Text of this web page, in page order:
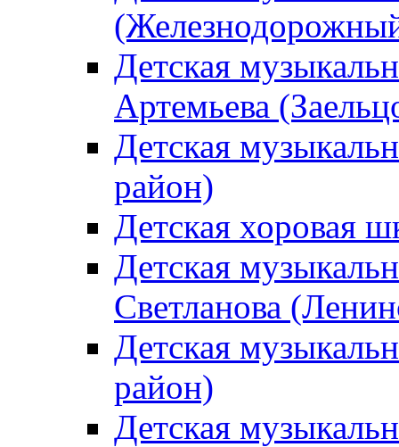
Детская
Артемьева
Детская
район)
Детская хоровая
Детская
Светланова
Детская
район)
Детская